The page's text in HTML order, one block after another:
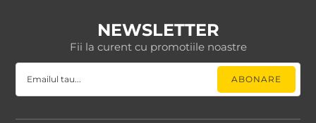
NEWSLETTER
Fii la curent cu promotiile noastre